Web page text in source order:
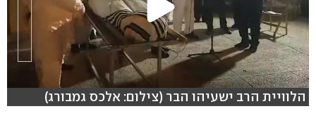
הלוויית הרב ישעיהו הבר (צילום: אלכס גמבורג)